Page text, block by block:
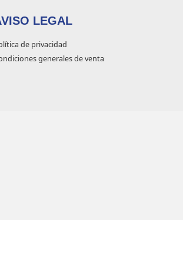
LEGAL
de privacidad
generales de venta